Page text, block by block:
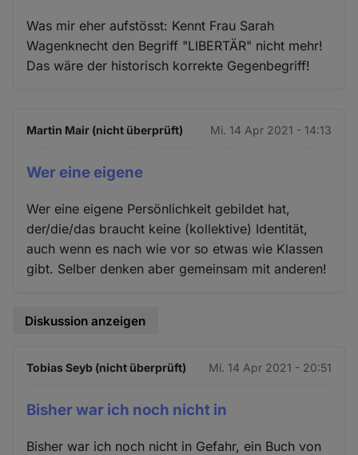
Was mir eher aufstösst: Kennt Frau Sarah
Wagenknecht den Begriff "LIBERTÄR" nicht mehr!
Das wäre der historisch korrekte Gegenbegriff!
Martin Mair (nicht überprüft) Mi. 14 Apr 2021 - 14:13
Wer eine eigene
Wer eine eigene Persönlichkeit gebildet hat,
der/die/das braucht keine (kollektive) Identität,
auch wenn es nach wie vor so etwas wie Klassen
gibt. Selber denken aber gemeinsam mit anderen!
Diskussion anzeigen
Tobias Seyb (nicht überprüft) Mi. 14 Apr 2021 - 20:51
Bisher war ich noch nicht in
Bisher war ich noch nicht in Gefahr, ein Buch von